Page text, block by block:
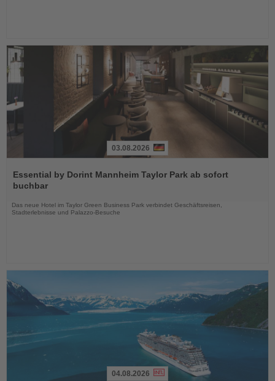
Sie
die
03.08.2026
Essential by Dorint Mannheim Taylor Park ab sofort
buchbar
Das neue Hotel im Taylor Green Business Park verbindet Geschäftsreisen,
Stadterlebnisse und Palazzo-Besuche
04.08.2026